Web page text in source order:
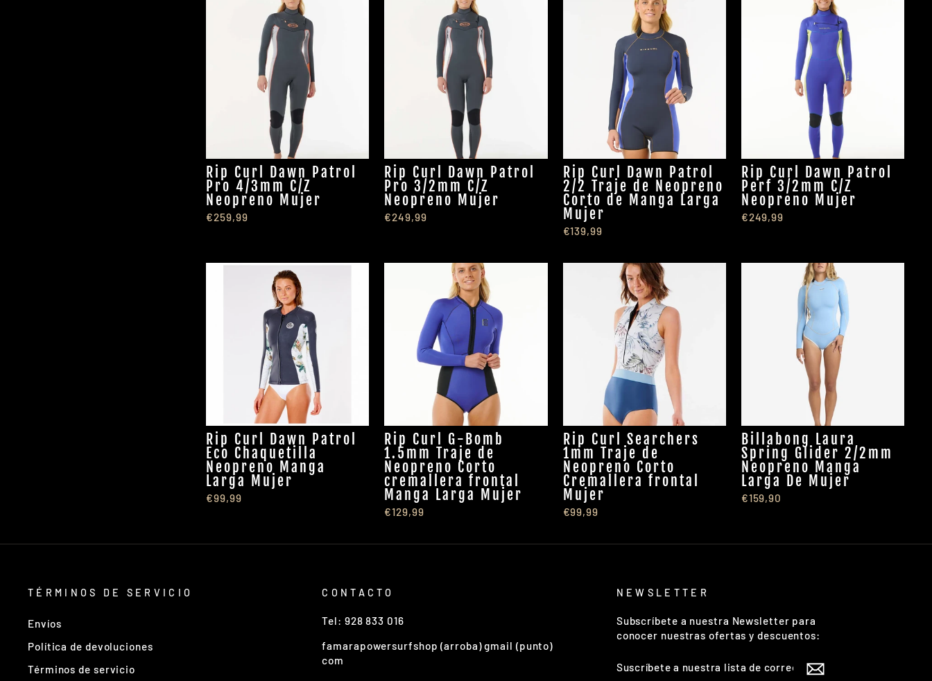
Rip Curl Dawn Patrol
Pro 4/3mm C/Z
Neopreno Mujer
€259,99
Rip Curl Dawn Patrol
Pro 3/2mm C/Z
Neopreno Mujer
€249,99
Rip Curl Dawn Patrol
2/2 Traje de Neopreno
Corto de Manga Larga
Mujer
€139,99
Rip Curl Dawn Patrol
Perf 3/2mm C/Z
Neopreno Mujer
€249,99
Rip Curl Dawn Patrol
Eco Chaquetilla
Neopreno Manga
Larga Mujer
€99,99
Rip Curl G-Bomb
1.5mm Traje de
Neopreno Corto
cremallera frontal
Manga Larga Mujer
€129,99
Rip Curl Searchers
1mm Traje de
Neopreno Corto
Cremallera frontal
Mujer
€99,99
Billabong Laura
Spring Glider 2/2mm
Neopreno Manga
Larga De Mujer
€159,90
TÉRMINOS DE SERVICIO
Envíos
Política de devoluciones
Términos de servicio
CONTACTO
Tel: 928 833 016
famarapowersurfshop (arroba) gmail (punto)
com
NEWSLETTER
Subscríbete a nuestra Newsletter para
conocer nuestras ofertas y descuentos:
A